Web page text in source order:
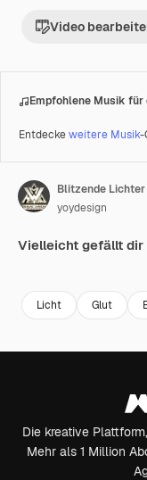
Video
Empfohlene Musik für
Entdeckeweitere Musik-
Blitzende
yoydesign
Vielleicht gefällt dir
Licht Glut
Die kreative
Mehr als 1 Million